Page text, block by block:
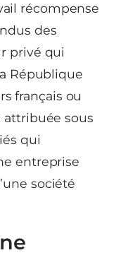
récompense
des
privé qui
République
français ou
attribuée sous
qui
entreprise
société